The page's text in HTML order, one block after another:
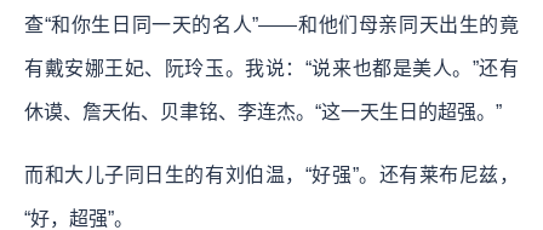
查“和你生日同一天的名人”——和他们母亲同天出生的竟
有戴安娜王妃、阮玲玉。我说：“说来也都是美人。”还有
休谟、詹天佑、贝聿铭、李连杰。“这一天生日的超强。”
而和大儿子同日生的有刘伯温，“好强”。还有莱布尼兹，
“好，超强”。